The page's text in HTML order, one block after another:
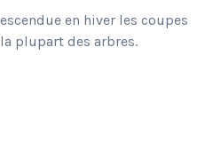
en hiver les coupes
plupart des arbres.